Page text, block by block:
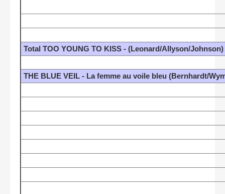
Total TOO YOUNG TO KISS - (Leonard/Allyson/Johnson)
THE BLUE VEIL - La femme au voile bleu (Bernhardt/